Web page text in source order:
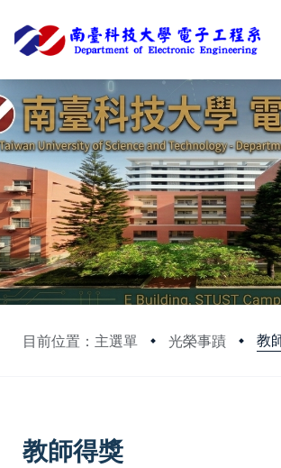
目前位置：主選單 光榮事蹟 教
:::
教師得獎